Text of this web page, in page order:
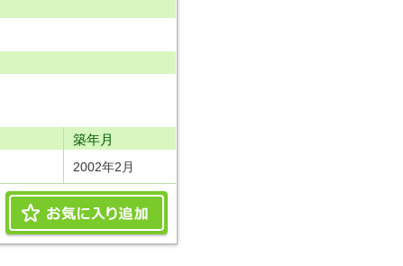
築年月
2002年2月